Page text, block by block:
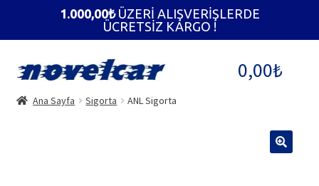
geç
geç
0,00₺
Ana Sayfa Sigorta ANL Sigorta
1.000,00₺ÜZERİ ALIŞVERİŞLERDE
ÜCRETSİZ KARGO !